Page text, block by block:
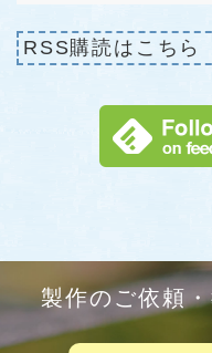
RSS購読はこちら
製作のご依頼